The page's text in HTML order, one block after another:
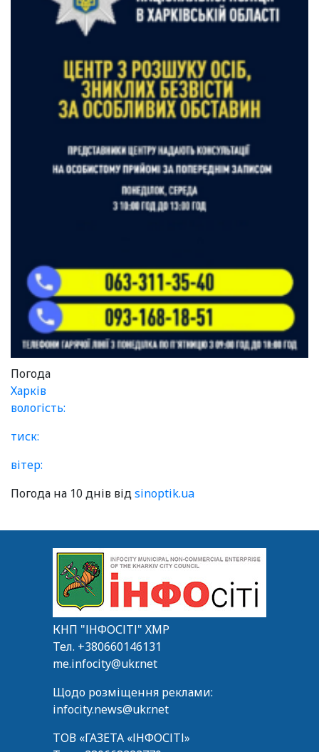
Погода
Харків
вологість:
тиск:
вітер:
Погода на 10 днів відsinoptik.ua
КНП "ІНФОСІТІ" ХМР
Тел. +380660146131
me.infocity@ukr.net
Щодо розміщення реклами:
infocity.news@ukr.net
ТОВ «ГАЗЕТА «ІНФОСІТІ»